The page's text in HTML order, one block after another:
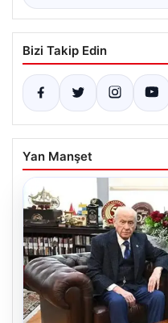
Bizi Takip Edin
Yan Manşet